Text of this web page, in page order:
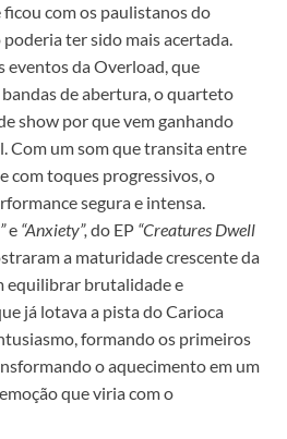
com os paulistanos do
poderia ter sido mais acertada.
eventos da Overload, que
de abertura, o quarteto
show por que vem ganhando
Com um som que transita entre
com toques progressivos, o
segura e intensa.
e “Anxiety”, do EP “Creatures Dwell
a maturidade crescente da
equilibrar brutalidade e
já lotava a pista do Carioca
formando os primeiros
o aquecimento em um
que viria com o